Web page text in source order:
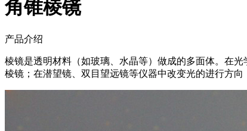
角锥棱镜
产品介绍
棱镜是透明材料（如玻璃、水晶等）做成的多面体。在
棱镜；在潜望镜、双目望远镜等仪器中改变光的进行方